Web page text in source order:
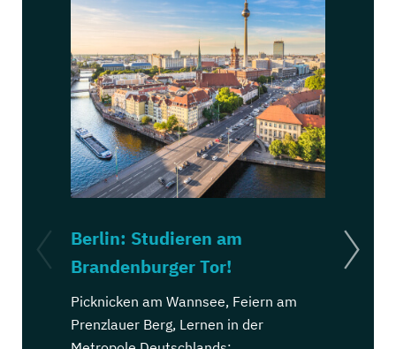
Berlin: Studieren am
Brandenburger Tor!
Picknicken am Wannsee, Feiern am
Prenzlauer Berg, Lernen in der
Köln:
Dom!